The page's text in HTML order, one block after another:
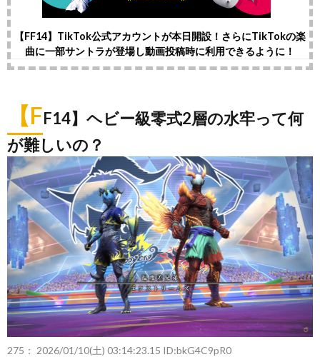
【FF14】TikTok公式アカウントが本日開設！さらにTikTokの楽
曲に一部サントラが登場し動画投稿時に利用できるように！
【FF14】ヘビー級零式2層の水牢って何
が難しいの？
275： 2026/01/10(土) 03:14:23.15 ID:bkG4C9pR0